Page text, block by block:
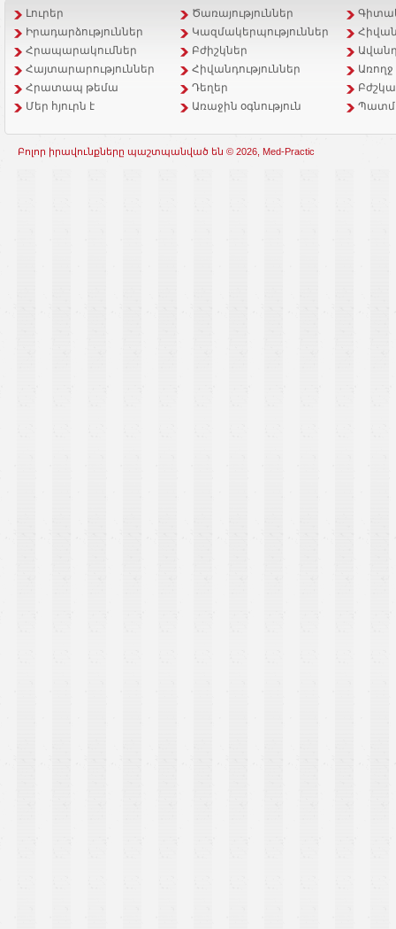
Լուրեր Ծառայություններ
Իրադարձություններ
Կազմակերպություններ
Հրապարակումներ
Բժիշկներ
Հայտարարություններ
Հիվանդություններ
Հրատապ թեմա
Դեղեր
Մեր հյուրն է
Առաջին օգնություն
Բոլոր իրավունքները պաշտպանված են © 2026, Med-Practic